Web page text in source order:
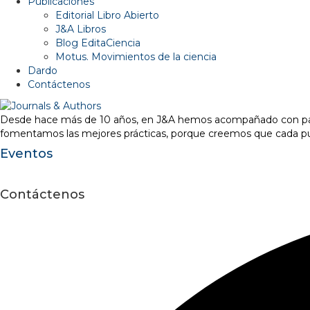
Editorial Libro Abierto
J&A Libros
Blog EditaCiencia
Motus. Movimientos de la ciencia
Dardo
Contáctenos
Desde hace más de 10 años, en J&A hemos acompañado con
fomentamos las mejores prácticas, porque creemos que cada
Eventos
Contáctenos